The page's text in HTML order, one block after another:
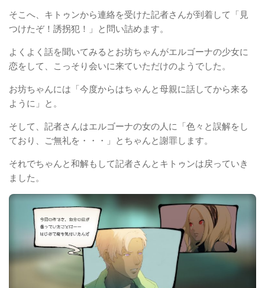
そこへ、キトゥンから連絡を受けた記者さんが到着して「見
つけたぞ！誘拐犯！」と問い詰めます。
よくよく話を聞いてみるとお坊ちゃんがエルゴーナの少女に
恋をして、こっそり会いに来ていただけのようでした。
お坊ちゃんには「今度からはちゃんと母親に話してから来る
ように」と。
そして、記者さんはエルゴーナの女の人に「色々と誤解をし
ており、ご無礼を・・・」とちゃんと謝罪します。
それでちゃんと和解もして記者さんとキトゥンは戻っていき
ました。